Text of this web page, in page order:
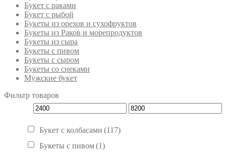
Букет с раками
Букет с рыбой
Букеты из орехов и сухофруктов
Букеты из Раков и морепродуктов
Букеты из сыра
Букеты с пивом
Букеты с сыром
Букеты со снеками
Мужские букет
Фильтр товаров
Букет с колбасами (117)
Букеты с пивом(1)